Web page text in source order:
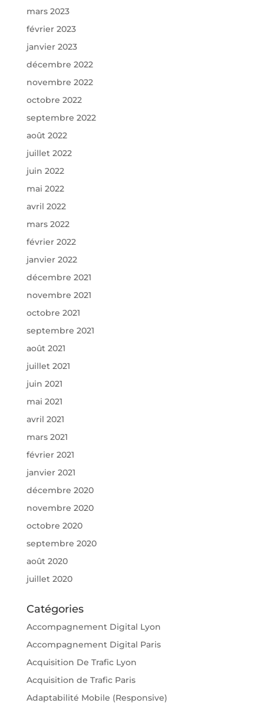
mars 2023
février 2023
janvier 2023
décembre 2022
novembre 2022
octobre 2022
septembre 2022
août 2022
juillet 2022
juin 2022
mai 2022
avril 2022
mars 2022
février 2022
janvier 2022
décembre 2021
novembre 2021
octobre 2021
septembre 2021
août 2021
juillet 2021
juin 2021
mai 2021
avril 2021
mars 2021
février 2021
janvier 2021
décembre 2020
novembre 2020
octobre 2020
septembre 2020
août 2020
juillet 2020
Catégories
Accompagnement Digital Lyon
Accompagnement Digital Paris
Acquisition De Trafic Lyon
Acquisition de Trafic Paris
Adaptabilité Mobile (Responsive)